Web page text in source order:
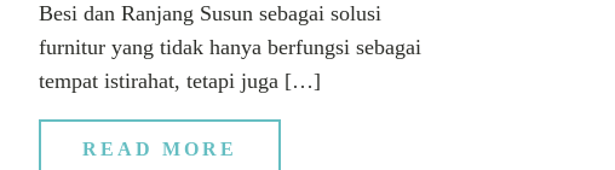
Besi dan Ranjang Susun sebagai solusi
furnitur yang tidak hanya berfungsi sebagai
tempat istirahat, tetapi juga […]
READ MORE